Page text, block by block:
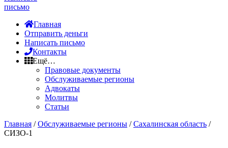
письмо
Главная
Отправить деньги
Написать письмо
Контакты
Ещё…
Правовые документы
Обслуживаемые регионы
Адвокаты
Молитвы
Статьи
Главная /Обслуживаемые регионы /Сахалинская область /
СИЗО-1